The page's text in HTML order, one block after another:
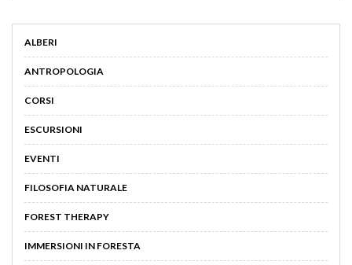
ALBERI
ANTROPOLOGIA
CORSI
ESCURSIONI
EVENTI
FILOSOFIA NATURALE
FOREST THERAPY
IMMERSIONI IN FORESTA